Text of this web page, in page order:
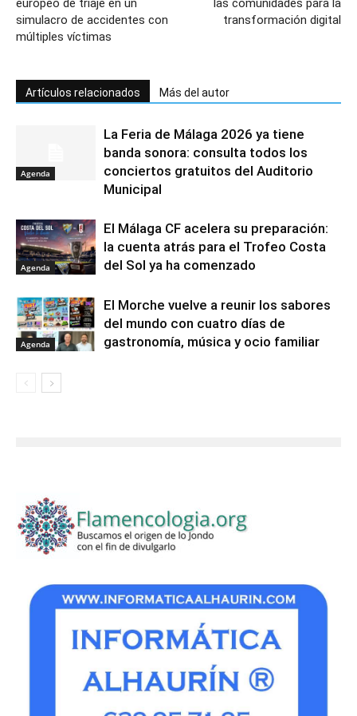
europeo de triaje en un
simulacro de accidentes con
múltiples víctimas
las comunidades para la
transformación digital
Artículos relacionados Más del autor
Agenda
La Feria de Málaga 2026 ya tiene
banda sonora: consulta todos los
conciertos gratuitos del Auditorio
Municipal
Agenda
El Málaga CF acelera su preparación:
la cuenta atrás para el Trofeo Costa
del Sol ya ha comenzado
Agenda
El Morche vuelve a reunir los sabores
del mundo con cuatro días de
gastronomía, música y ocio familiar